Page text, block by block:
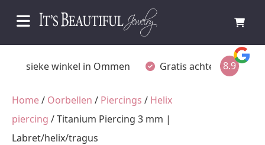
Fysieke winkel in Ommen Gratis achteraf betalen
8.9
Home/ Oorbellen / Piercings / Helix
piercing / Titanium Piercing 3 mm |
Labret/helix/tragus